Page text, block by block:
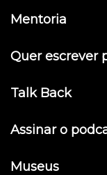
Mentoria
Quer escrever
Talk Back
Assinar o
Museus